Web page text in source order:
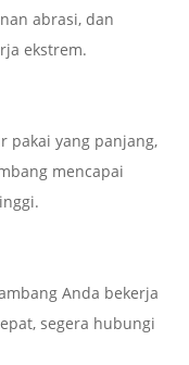
abrasi, dan
ekstrem.
pakai yang panjang,
mencapai
Anda bekerja
segera hubungi